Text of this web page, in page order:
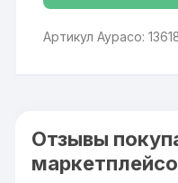
Артикул Аурасо:
Отзывы